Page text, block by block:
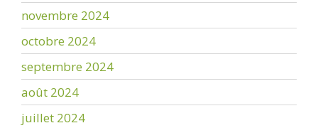
novembre 2024
octobre 2024
septembre 2024
août 2024
juillet 2024